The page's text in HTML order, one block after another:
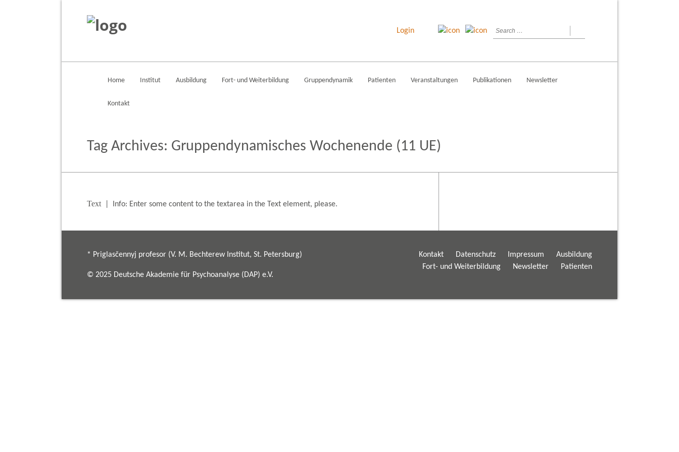
Login
Home Institut Ausbildung Fort- und Weiterbildung Gruppendynamik Patienten Veranstaltungen Publikationen Newsletter
Kontakt
Tag Archives: Gruppendynamisches Wochenende (11 UE)
Text| Info: Enter some content to the textarea in the Text element, please.
Kontakt Datenschutz Impressum
Ausbildung
Fort- und Weiterbildung
Newsletter Patienten
* Priglasčennyj profesor (V. M. Bechterew Institut, St. Petersburg)
© 2025 Deutsche Akademie für Psychoanalyse (DAP) e.V.